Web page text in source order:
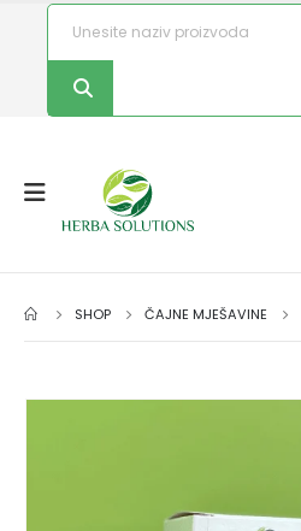
SHOP ČAJNE MJEŠAVINE